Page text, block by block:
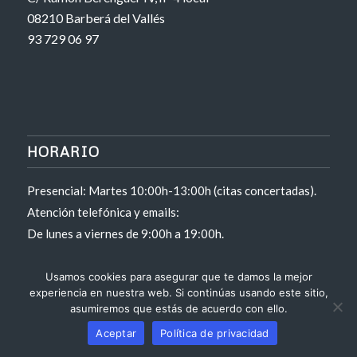
08210 Barberá del Vallés
93 729 06 97
HORARIO
Presencial: Martes 10:00h-13:00h (citas concertadas).
Atención telefónica y emails:
De lunes a viernes de 9:00h a 19:00h.
Usamos cookies para asegurar que te damos la mejor
experiencia en nuestra web. Si continúas usando este sitio,
asumiremos que estás de acuerdo con ello.
Aceptar
Política de privacidad